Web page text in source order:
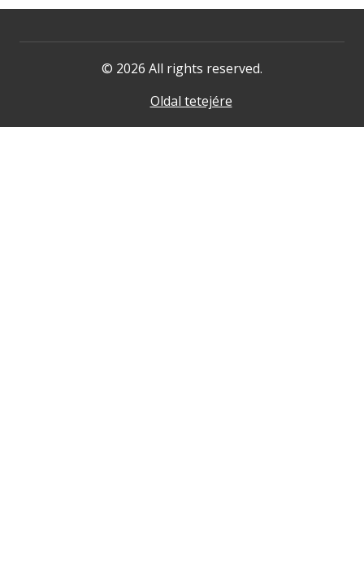
© 2026 All rights reserved.
Oldal tetejére